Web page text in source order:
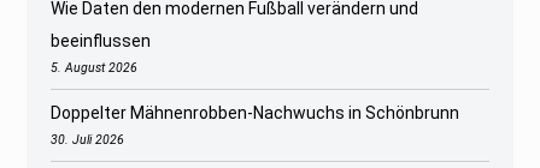
Wie Daten den modernen Fußball verändern und
beeinflussen
5. August 2026
Doppelter Mähnenrobben-Nachwuchs in Schönbrunn
30. Juli 2026